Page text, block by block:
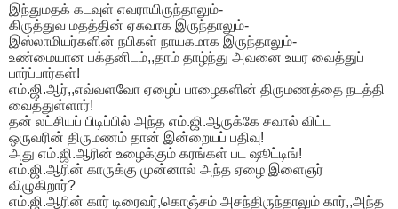
இந்துமதக் கடவுள் எவராயிருந்தாலும்-
கிருத்துவ மதத்தின் ஏசுவாக இருந்தாலும்-
இஸ்லாமியர்களின் நபிகள் நாயகமாக இருந்தாலும்-
உண்மையான பக்தனிடம்,,தாம் தாழ்ந்து அவனை உயர வைத்துப்
பார்ப்பார்கள்!
எம்.ஜி.ஆர்,,எவ்வளவோ ஏழைப் பாழைகளின் திருமணத்தை நடத்தி
வைத்துள்ளார்!
தன் லட்சியப் பிடிப்பில் அந்த எம்.ஜி.ஆருக்கே சவால் விட்ட
ஒருவரின் திருமணம் தான் இன்றையப் பதிவு!
அது எம்.ஜி.ஆரின் உழைக்கும் கரங்கள் பட ஷூட்டிங்!
எம்.ஜி.ஆரின் காருக்கு முன்னால் அந்த ஏழை இளைஞர்
விழுகிறார்?
எம்.ஜி.ஆரின் கார் டிரைவர்,கொஞ்சம் அசந்திருந்தாலும் கார்,,அந்த